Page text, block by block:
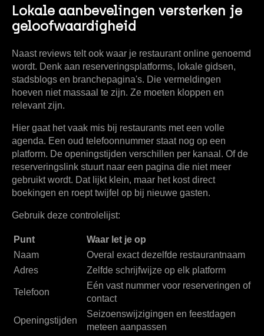
Lokale aanbevelingen versterken je
geloofwaardigheid
Naast reviews telt ook waar je restaurant online genoemd
wordt. Denk aan reserveringsplatforms, lokale gidsen,
stadsblogs en branchepagina's. Die vermeldingen
hoeven niet massaal te zijn. Ze moeten kloppen en
relevant zijn.
Hier gaat het vaak mis bij restaurants met een volle
agenda. Een oud telefoonnummer staat nog op een
platform. De openingstijden verschillen per kanaal. Of de
reserveringslink stuurt naar een pagina die niet meer
gebruikt wordt. Dat lijkt klein, maar het kost direct
boekingen en roept twijfel op bij nieuwe gasten.
Gebruik deze controlelijst:
Punt
Waar let je op
Naam
Overal exact dezelfde restaurantnaam
Adres
Zelfde schrijfwijze op elk platform
Telefoon
Eén vast nummer voor reserveringen of
contact
Openingstijden
Seizoenswijzigingen en feestdagen
meteen aanpassen